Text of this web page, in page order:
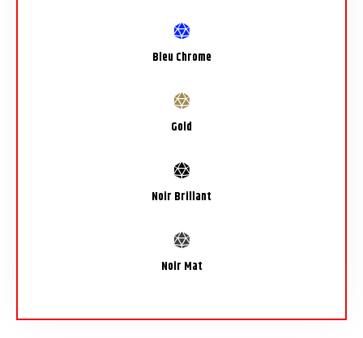
Bleu Chrome
Gold
Noir Brillant
Noir Mat